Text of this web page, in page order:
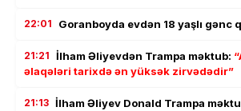
22:01 Goranboyda evdən 18 yaşlı gənc
21:21 İlham Əliyevdən Trampa məktub:
əlaqələri tarixdə ən yüksək zirvədədir”
21:13 İlham Əliyev Donald Trampa